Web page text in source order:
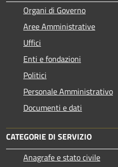
Organi di Governo
Aree Amministrative
Uffici
Enti e fondazioni
Politici
Personale Amministrativo
Documenti e dati
CATEGORIE DI SERVIZIO
Anagrafe e stato civile